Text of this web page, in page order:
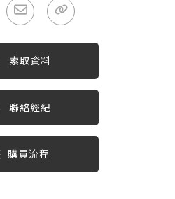
索取資料
聯絡經紀
購買流程